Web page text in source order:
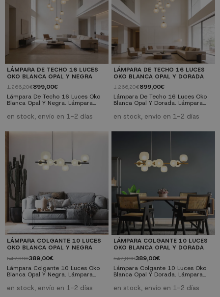
LÁMPARA DE TECHO 16 LUCES
OKO BLANCA OPAL Y NEGRA
1.266,20€899,00€
Lámpara De Techo 16 Luces Oko
Blanca Opal Y Negra. Lámpara
pintado negro y pavonado, con
cable negro y tulipas de cristal
G9(máx. 10W). Bombillas no
10W Acabado: Pintado negro
Bombillas: no incluidas Medidas:
Ø68 x 200 cm....
en stock, envío en 1-2 días
LÁMPARA DE TECHO 16 LUCES
OKO BLANCA OPAL Y DORADA
1.266,20€899,00€
Lámpara De Techo 16 Luces Oko
Blanca Opal Y Dorada. Lámpara
pintado negro y pavonado, con
cable transparente y tulipas de
máx.: máx. 10W Acabado: Pintado
negro Bombillas: no incluidas
Medidas: Ø68 x 200...
en stock, envío en 1-2 días
LÁMPARA COLGANTE 10 LUCES
OKO BLANCA OPAL Y NEGRA
547,89€389,00€
Lámpara Colgante 10 Luces Oko
Blanca Opal Y Negra. Lámpara
pintado negro y pavón y tulipas de
cristal blanco opal. Tipo de
en stock, envío en 1-2 días
LÁMPARA COLGANTE 10 LUCES
OKO BLANCA OPAL Y DORADA
547,89€389,00€
Lámpara Colgante 10 Luces Oko
Blanca Opal Y Dorada. Lámpara
pintado oro y tulipas de cristal
blanco opal. Tipo de casquillo
en stock, envío en 1-2 días